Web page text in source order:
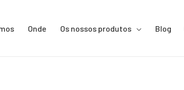
Onde Os nossos produtos Blog